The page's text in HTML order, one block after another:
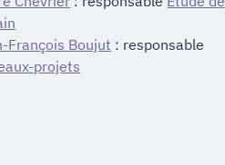
François Boujut : responsable
projets